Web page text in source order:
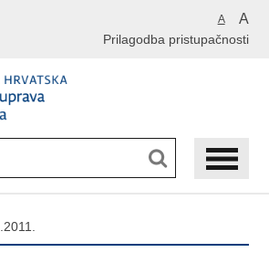
A A
Prilagodba pristupačnosti